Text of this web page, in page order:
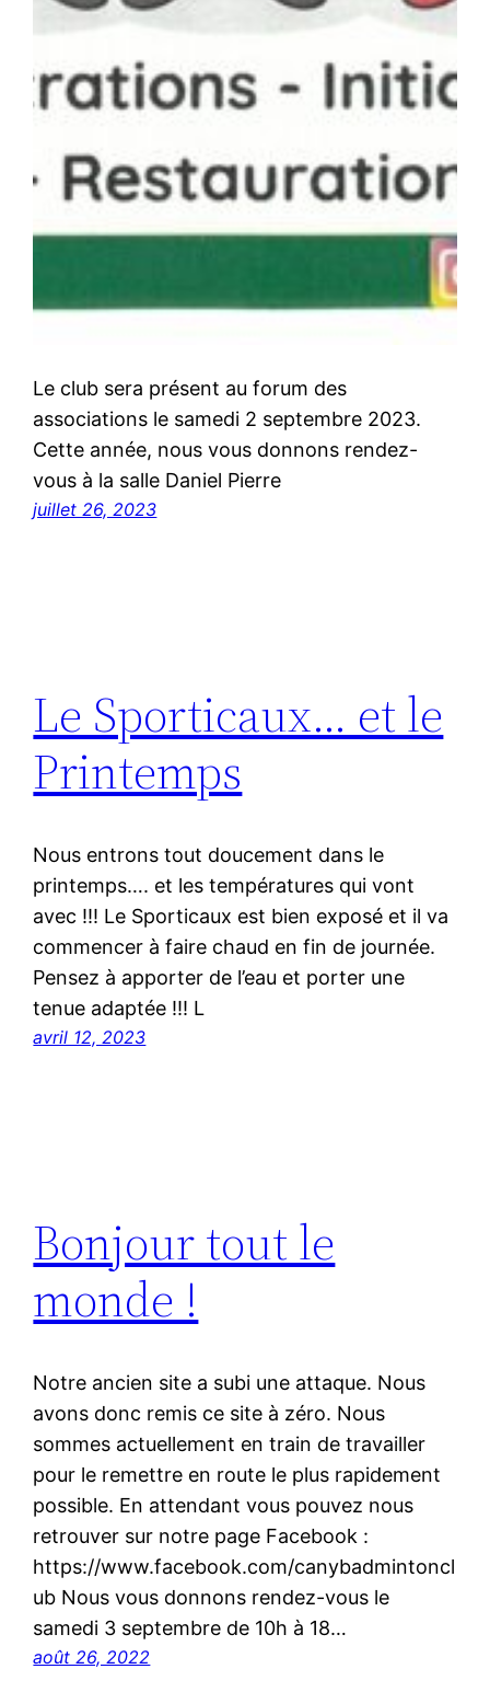
Le club sera présent au forum des
associations le samedi 2 septembre 2023.
Cette année, nous vous donnons rendez-
vous à la salle Daniel Pierre
juillet 26, 2023
Le Sporticaux… et le
Printemps
Nous entrons tout doucement dans le
printemps…. et les températures qui vont
avec !!! Le Sporticaux est bien exposé et il va
commencer à faire chaud en fin de journée.
Pensez à apporter de l’eau et porter une
tenue adaptée !!! L
avril 12, 2023
Bonjour tout le
monde !
Notre ancien site a subi une attaque. Nous
avons donc remis ce site à zéro. Nous
sommes actuellement en train de travailler
pour le remettre en route le plus rapidement
possible. En attendant vous pouvez nous
retrouver sur notre page Facebook :
https://www.facebook.com/canybadmintoncl
ub Nous vous donnons rendez-vous le
samedi 3 septembre de 10h à 18…
août 26, 2022